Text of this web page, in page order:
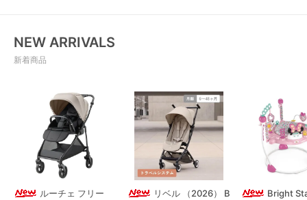
NEW ARRIVALS
新着商品
ルーチェ フリー
リベル （2026） B
Bright